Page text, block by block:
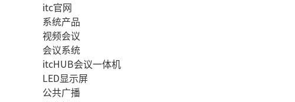
itc官网
系统产品
视频会议
会议系统
itcHUB会议一体机
LED显示屏
公共广播